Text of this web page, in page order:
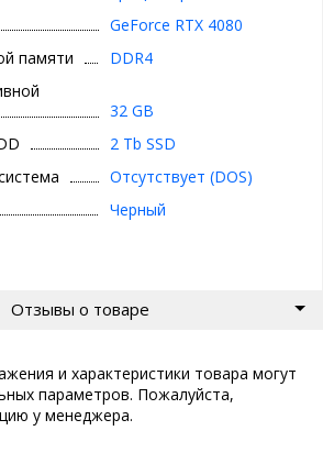
GeForce RTX 4080
памяти
DDR4
32 GB
2 Tb SSD
Отсутствует (DOS)
Черный
Отзывы о товаре
и характеристики товара могут
параметров. Пожалуйста,
у менеджера.